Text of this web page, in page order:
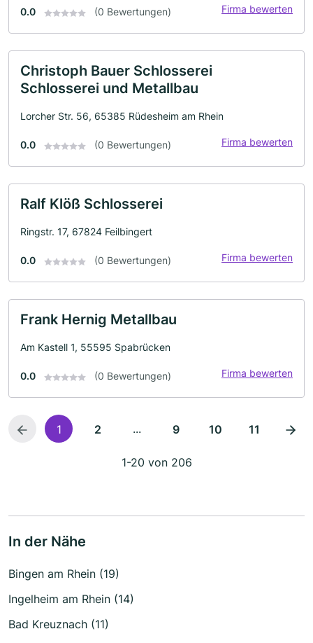
0.0 (0 Bewertungen) Firma bewerten
Christoph Bauer Schlosserei
Schlosserei und Metallbau
Lorcher Str. 56, 65385 Rüdesheim am Rhein
0.0 (0 Bewertungen) Firma bewerten
Ralf Klöß Schlosserei
Ringstr. 17, 67824 Feilbingert
0.0 (0 Bewertungen) Firma bewerten
Frank Hernig Metallbau
Am Kastell 1, 55595 Spabrücken
0.0 (0 Bewertungen) Firma bewerten
1 2 ... 9 10 11
1-20 von 206
In der Nähe
Bingen am Rhein (19)
Ingelheim am Rhein (14)
Bad Kreuznach (11)